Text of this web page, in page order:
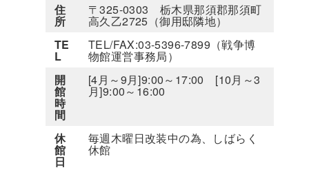
住
所
〒325-0303 栃木県那須郡那須町
高久乙2725（御用邸隣地）
TE
L
TEL/FAX:03-5396-7899（戦争博
物館運営事務局）
開
館
時
間
[4月～9月]9:00～17:00 [10月～3
月]9:00～16:00
休
館
日
毎週木曜日改装中の為、しばらく
休館